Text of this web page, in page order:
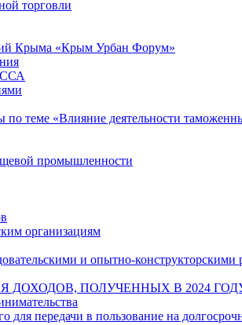
торговли
Крыма «Крым Урбан Форум»
теме «Влияние деятельности
промышленности
организациям
и опытно-
ПОЛУЧЕННЫХ В 2024
передачи в пользование на